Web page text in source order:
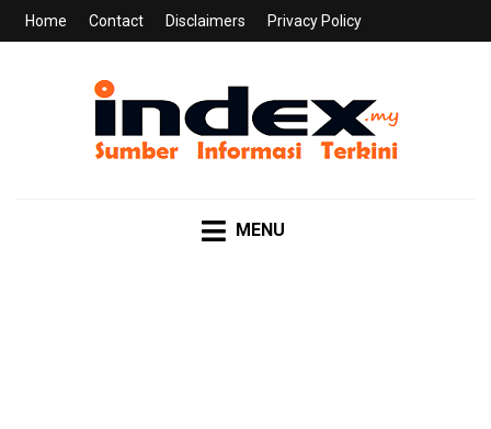
Home Contact Disclaimers Privacy Policy
MENU